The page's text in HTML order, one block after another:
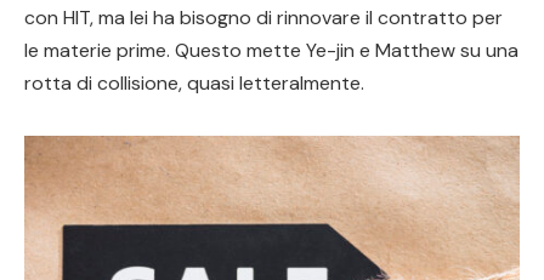
con HIT, ma lei ha bisogno di rinnovare il contratto per
le materie prime. Questo mette Ye-jin e Matthew su una
rotta di collisione, quasi letteralmente.